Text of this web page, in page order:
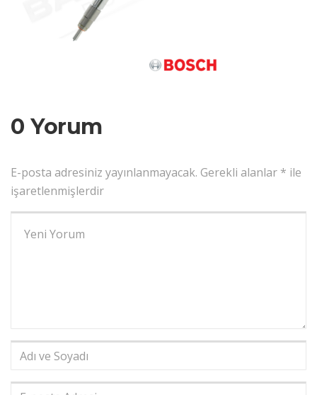
0 Yorum
E-posta adresiniz yayınlanmayacak. Gerekli alanlar * ile
işaretlenmişlerdir
Adı
Soyadı*